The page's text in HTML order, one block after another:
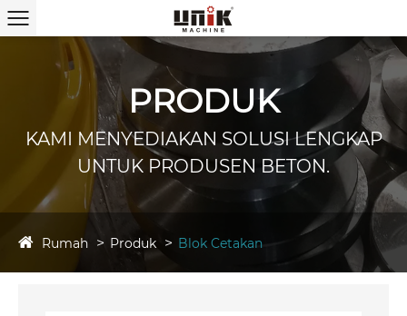
PRODUK
KAMI MENYEDIAKAN SOLUSI LENGKAP
UNTUK PRODUSEN BETON.
Rumah Produk Blok Cetakan